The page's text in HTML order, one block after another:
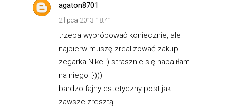
agaton8701
2 lipca 2013 18:41
trzeba wypróbować koniecznie, ale
najpierw muszę zrealizować zakup
zegarka Nike :) strasznie się napaliłam
na niego :})))
bardzo fajny estetyczny post jak
zawsze zresztą.